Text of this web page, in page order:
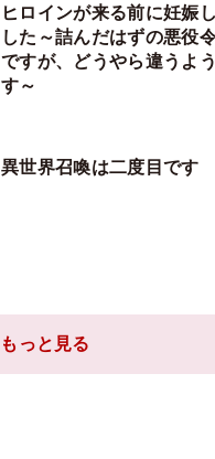
ヒロインが来る前に妊娠
した～詰んだはずの悪役
ですが、どうやら違うよ
す～
異世界召喚は二度目です
もっと見る